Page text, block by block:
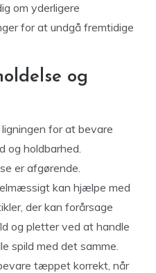
om yderligere
for at undgå fremtidige
og
for at bevare
og holdbarhed.
er afgørende.
kan hjælpe med
der kan forårsage
og pletter ved at handle
spild med det samme.
tæppet korrekt, når